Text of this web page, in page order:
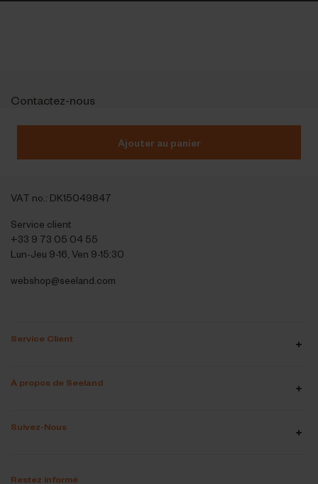
Ajouter au panier
Contactez-nous
Outfit International A/S
DK 2670 Greve
VAT no.: DK15049847
Service client
+33 9 73 05 04 55
Lun-Jeu 9-16, Ven 9-15:30
webshop@seeland.com
Service Client
À propos de Seeland
Suivez-Nous
Restez informé